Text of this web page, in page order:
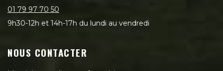
01 79 97 70 50
9h30-12h et 14h-17h du lundi au vendredi
NOUS CONTACTER